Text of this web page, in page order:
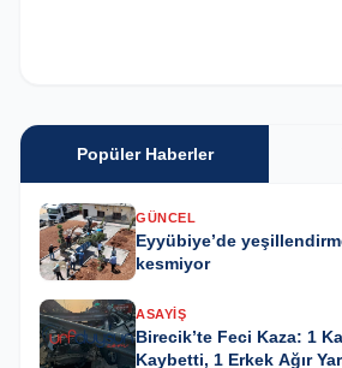
Popüler Haberler
GÜNCEL
Eyyübiye’de
kesmiyor
ASAYIŞ
Birecik’te Feci Kaza: 1
Kaybetti, 1 Erkek Ağır